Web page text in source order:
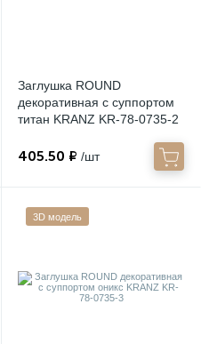
Заглушка ROUND
декоративная с суппортом
титан KRANZ KR-78-0735-2
405.50 ₽ /шт
3D модель